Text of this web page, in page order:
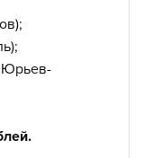
Юрьев-